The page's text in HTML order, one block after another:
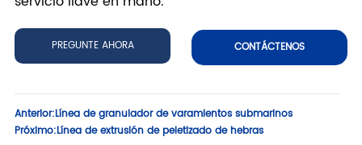
PREGUNTE AHORA CONTÁCTENOS
Anterior:Línea de granulador de varamientos submarinos
Próximo:Línea de extrusión de peletizado de hebras